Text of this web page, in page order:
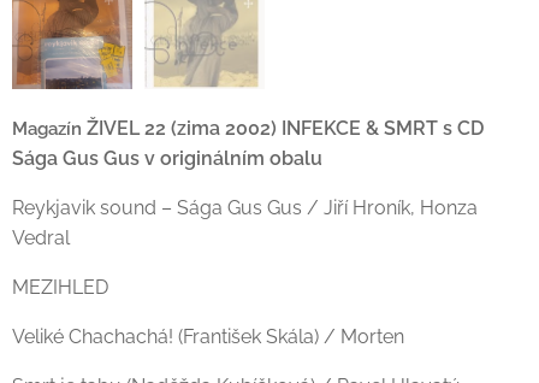
Magazín ŽIVEL 22 (zima 2002) INFEKCE & SMRT s CD
Sága Gus Gus v originálním obalu
Reykjavik sound – Sága Gus Gus / Jiří Hroník, Honza
Vedral
MEZIHLED
Veliké Chachachá! (František Skála) / Morten